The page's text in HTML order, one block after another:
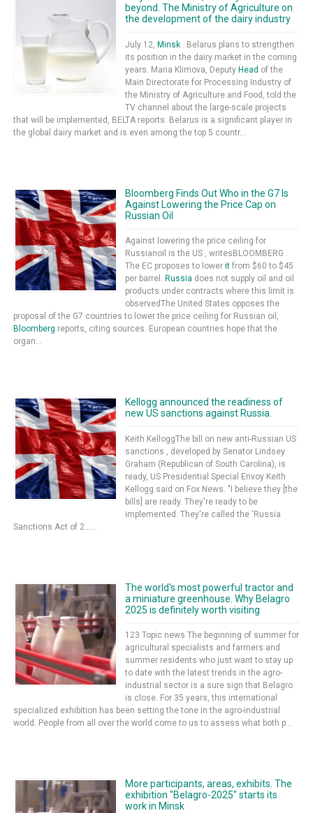
beyond. The Ministry of Agriculture on
the development of the dairy industry
July 12, Minsk . Belarus plans to strengthen
its position in the dairy market in the coming
years. Maria Klimova, Deputy Head of the
Main Directorate for Processing Industry of
the Ministry of Agriculture and Food, told the
TV channel about the large-scale projects
that will be implemented, BELTA reports. Belarus is a significant player in
the global dairy market and is even among the top 5 countr...
Bloomberg Finds Out Who in the G7 Is
Against Lowering the Price Cap on
Russian Oil
Against lowering the price ceiling for
Russianoil is the US , writesBLOOMBERG .
The EC proposes to lower it from $60 to $45
per barrel. Russia does not supply oil and oil
products under contracts where this limit is
observedThe United States opposes the
proposal of the G7 countries to lower the price ceiling for Russian oil,
Bloomberg reports, citing sources. European countries hope that the
organ...
Kellogg announced the readiness of
new US sanctions against Russia.
Keith KelloggThe bill on new anti-Russian US
sanctions , developed by Senator Lindsey
Graham (Republican of South Carolina), is
ready, US Presidential Special Envoy Keith
Kellogg said on Fox News. "I believe they [the
bills] are ready. They're ready to be
implemented. They're called the 'Russia
Sanctions Act of 2......
The world's most powerful tractor and
a miniature greenhouse. Why Belagro
2025 is definitely worth visiting
123 Topic news The beginning of summer for
agricultural specialists and farmers and
summer residents who just want to stay up
to date with the latest trends in the agro-
industrial sector is a sure sign that Belagro
is close. For 35 years, this international
specialized exhibition has been setting the tone in the agro-industrial
world. People from all over the world come to us to assess what both p...
More participants, areas, exhibits. The
exhibition "Belagro-2025" starts its
work in Minsk